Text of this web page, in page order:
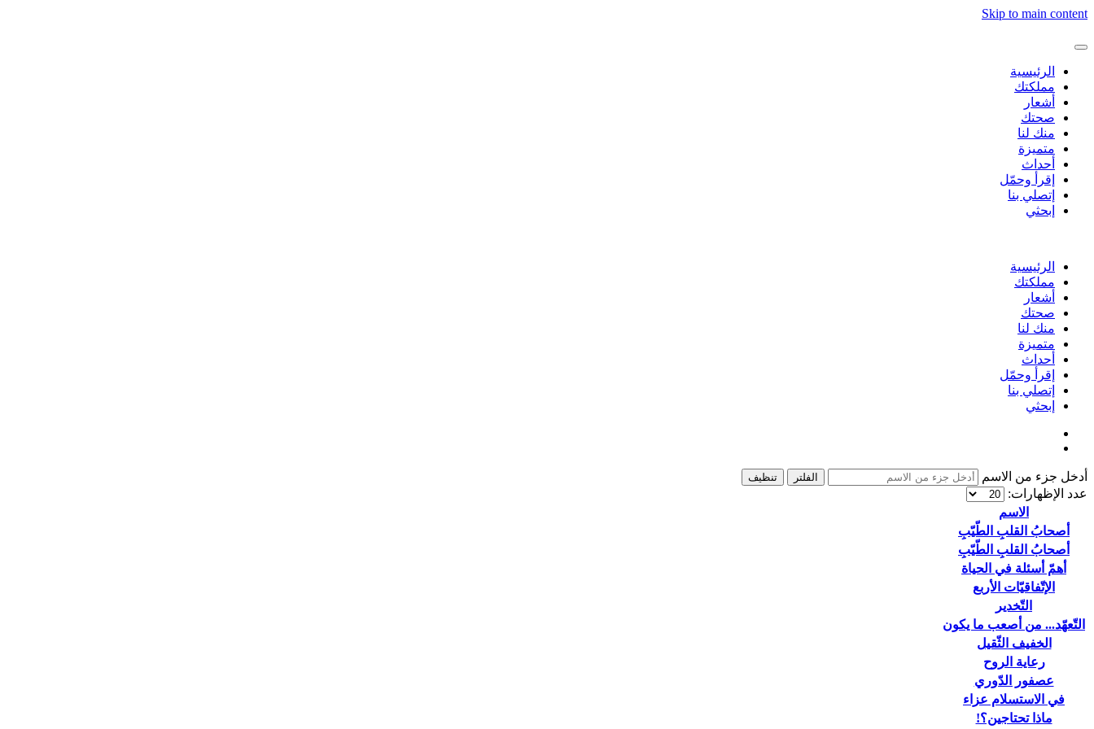
Skip to main content
الرئيسية
مملكتك
أشعار
صحتك
منك لنا
متميزة
أحداث
إقرأ وحمّل
إتصلي بنا
إبحثي
الرئيسية
مملكتك
أشعار
صحتك
منك لنا
متميزة
أحداث
إقرأ وحمّل
إتصلي بنا
إبحثي
أدخل جزء من الاسم الفلتر تنظيف
عدد الإظهارات:
الاسم
أصحابُ القلبِ الطّيّبِ
أصحابُ القلبِ الطّيّبِ
أهمّ أسئلة في الحياة
الإتّفاقيّات الأربع
التّخدير
التّعهّد... من أصعب ما يكون
الخفيف الثّقيل
رعاية الروح
عصفور الدّوري
في الاستسلام عزاء
ماذا تحتاجين؟!